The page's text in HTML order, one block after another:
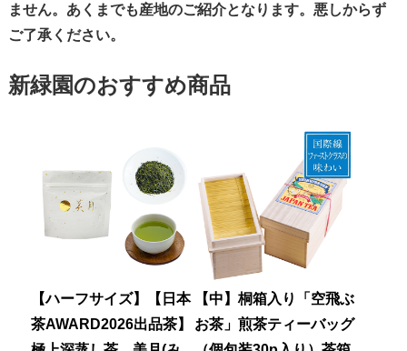
ません。あくまでも産地のご紹介となります。悪しからず
ご了承ください。
新緑園のおすすめ商品
【ハーフサイズ】【日本
茶AWARD2026出品茶】
【中】桐箱入り「空飛ぶ
お茶」煎茶ティーバッグ